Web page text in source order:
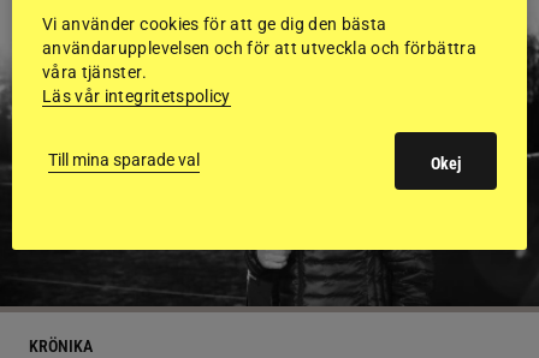
KRÖNIKA
Vi använder cookies för att ge dig den bästa
användarupplevelsen och för att utveckla och förbättra
våra tjänster.
Läs vår integritetspolicy
Till mina sparade val Okej